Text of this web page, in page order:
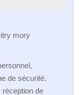
mory
de sécurité,
réception de